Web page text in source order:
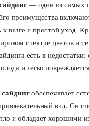
— один из самых
преимущества
к влаге и простой уход.
спектре цветов и
есть и
и легко
обеспечивает
вид. Он
и обладает хорошими